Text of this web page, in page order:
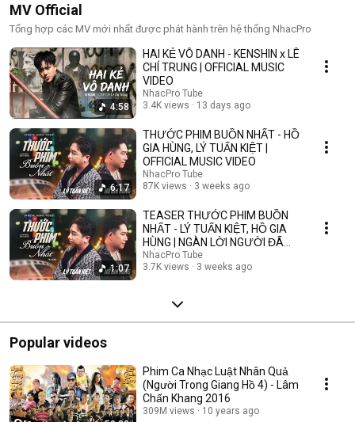
MV Official
Tổng hợp các MV mới nhất được phát hành trên hệ thống NhacPro
4:58
HAI KẺ VÔ DANH - KENSHIN x LÊ
CHÍ TRUNG | OFFICIAL MUSIC
VIDEO
NhacPro Tube
3.4K views
13 days ago
6:17
THƯỚC PHIM BUỒN NHẤT - HỒ
GIA HÙNG, LÝ TUẤN KIỆT |
OFFICIAL MUSIC VIDEO
NhacPro Tube
87K views
3 weeks ago
1:07
TEASER THƯỚC PHIM BUỒN
NHẤT - LÝ TUẤN KIỆT, HỒ GIA
HÙNG | NGÀN LỜI NGƯỜI ĐÃ
NÓI KHÔNG SAI ....
NhacPro Tube
3.7K views
3 weeks ago
Popular videos
Phim Ca Nhạc Luật Nhân Quả
(Người Trong Giang Hồ 4) - Lâm
Chấn Khang 2016
309M views 10 years ago